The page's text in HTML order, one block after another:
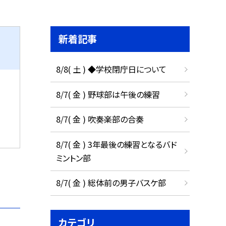
新着記事
8/8( 土 ) ◆学校閉庁日について
8/7( 金 ) 野球部は午後の練習
8/7( 金 ) 吹奏楽部の合奏
8/7( 金 ) 3年最後の練習となるバド
ミントン部
8/7( 金 ) 総体前の男子バスケ部
カテゴリ